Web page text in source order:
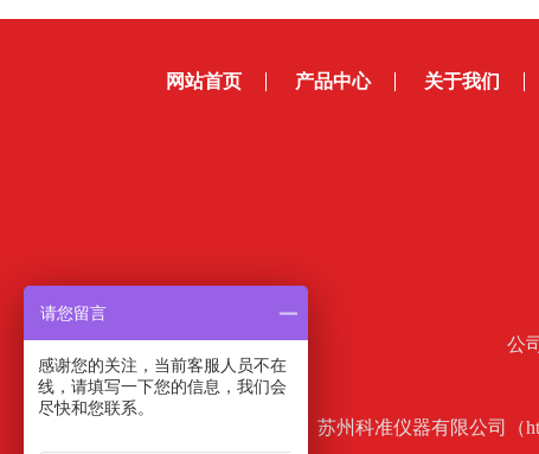
网站首页 产品中心 关于我们
公
苏州科准仪器有限公司（
请您留言
感谢您的关注，当前客服人员不在
线，请填写一下您的信息，我们会
尽快和您联系。